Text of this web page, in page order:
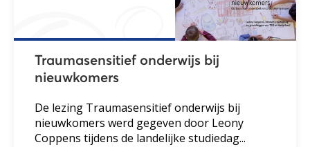
Traumasensitief onderwijs bij
nieuwkomers
De lezing Traumasensitief onderwijs bij
nieuwkomers werd gegeven door Leony
Coppens tijdens de landelijke studiedag...